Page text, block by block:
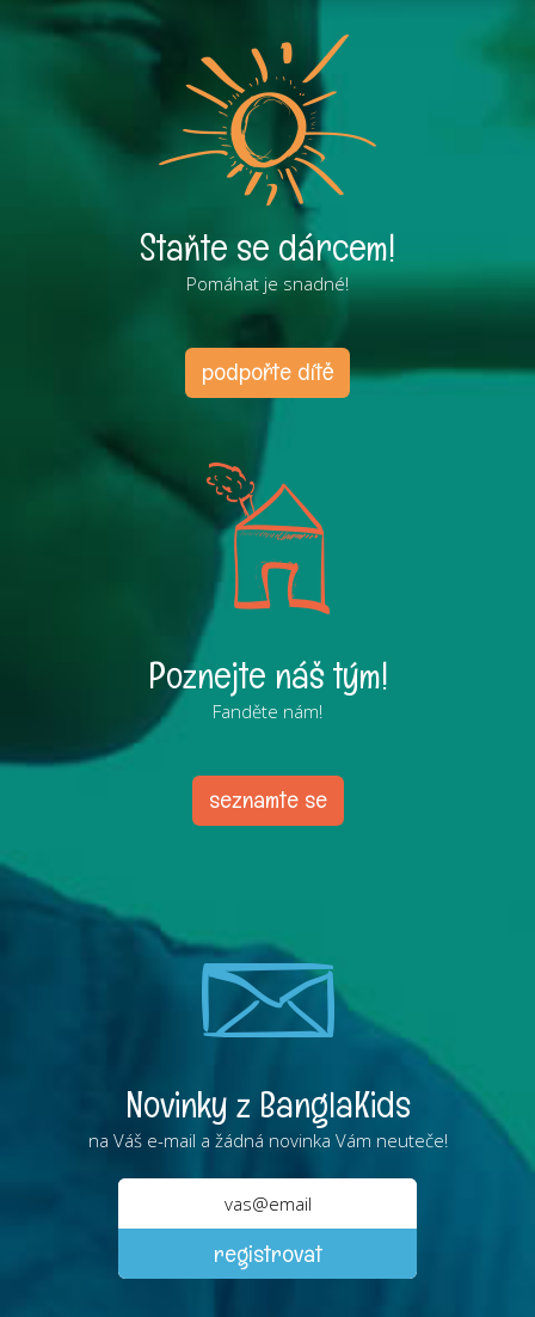
Staňte se dárcem!
Pomáhat je snadné!
podpořte dítě
Poznejte náš tým!
Fanděte nám!
seznamte se
Novinky z BanglaKids
na Váš e-mail a žádná novinka Vám neuteče!